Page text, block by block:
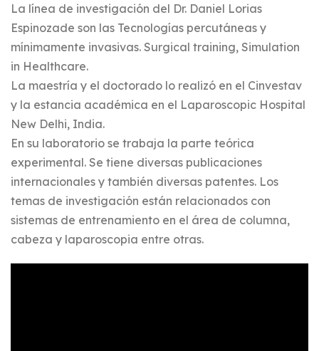
La línea de investigación del Dr. Daniel Lorias
Espinozade son las Tecnologías percutáneas y
mínimamente invasivas. Surgical training, Simulation
in Healthcare.
La maestría y el doctorado lo realizó en el Cinvestav
y la estancia académica en el Laparoscopic Hospital
New Delhi, India.
En su laboratorio se trabaja la parte teórica
experimental. Se tiene diversas publicaciones
internacionales y también diversas patentes. Los
temas de investigación están relacionados con
sistemas de entrenamiento en el área de columna,
cabeza y laparoscopia entre otras.